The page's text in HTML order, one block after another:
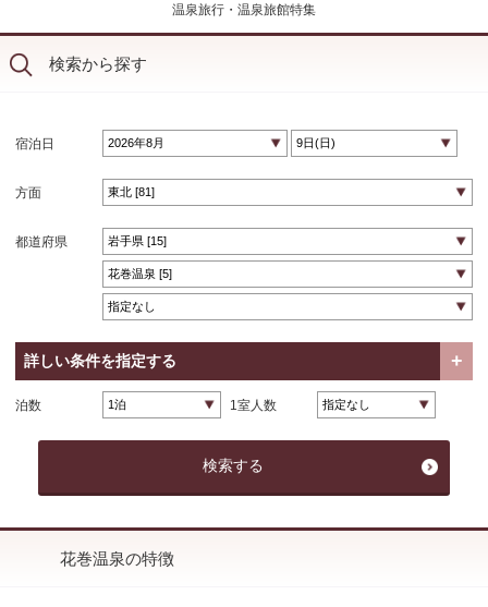
温泉旅行・温泉旅館特集
検索から探す
宿泊日
方面
都道府県
詳しい条件を指定する
泊数 1室人数
花巻温泉の特徴